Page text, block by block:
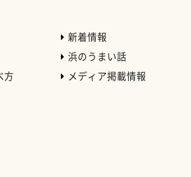
方
新着情報
浜のうまい話
メディア掲載情報